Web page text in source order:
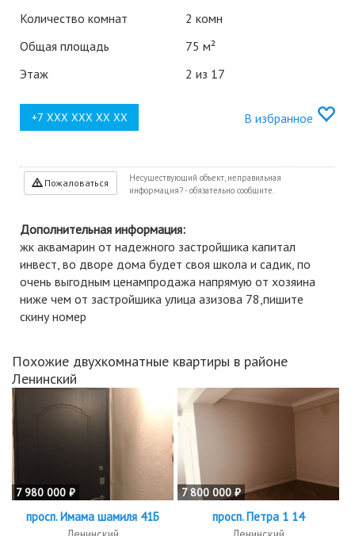
Количество комнат
2 комн
Общая площадь
75 м²
Этаж
2 из 17
В избранное
Пожаловаться
Несуществующий объект, неправильная
информация? - обязательно сообщите.
Дополнительная информация:
жк аквамарин от надежного застройшика капитал
инвест, во дворе дома будет своя школа и садик, по
очень выгодным ценампродажа напрямую от хозяина
ниже чем от застройшика улица азизова 78,пишите
скину номер
Похожие двухкомнатные квартиры в районе
Ленинский
7 980 000 ₽
просп. Имама шамиля 41Б
7 800 000 ₽
просп. Петра 1 14